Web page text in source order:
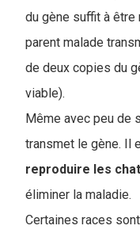
du gène suffit à être
parent malade
de deux copies du
viable).
Même avec peu de
transmet le gène. Il
reproduire les
éliminer la maladie.
Certaines races